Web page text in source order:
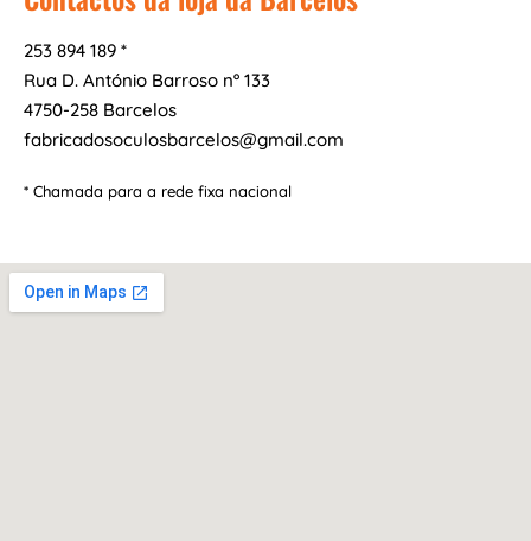
253 894 189 *
Rua D. António Barroso nº 133
4750-258 Barcelos
fabricadosoculosbarcelos@gmail.com
* Chamada para a rede fixa nacional